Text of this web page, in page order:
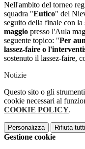
Nell'ambito del torneo
squadra "Eutico" del
seguito della finale con
maggio presso l'Aula
seguente topico: "Per
lassez-faire o
sostenuto il lassez-faire,
Notizie
Questo sito o gli
cookie necessari al
COOKIE POLICY.
Personalizza Rifiuta tutti
Gestione cookie